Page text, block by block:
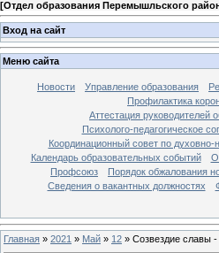
[Отдел образования Перемышльского
Вход на сайт
Меню сайта
Новости Управление образования
Профилактика
Аттестация руководителей
Психолого-педагогическое
Координационный совет по
Календарь образовательных событий
Профсоюз
Порядок обжалования
Сведения о вакантных должностях
Главная » 2021 » Май » 12 » Созвездие славы -